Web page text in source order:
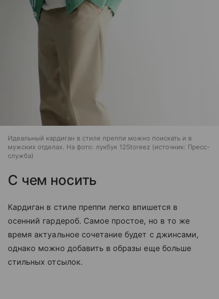
Идеальный кардиган в стиле преппи можно поискать и в
мужских отделах. На фото: лукбук 12Storeez
источник: Пресс-
служба
С чем носить
Кардиган в стиле преппи легко впишется в
осенний гардероб. Самое простое, но в то же
время актуальное сочетание будет с джинсами,
однако можно добавить в образы еще больше
стильных отсылок.